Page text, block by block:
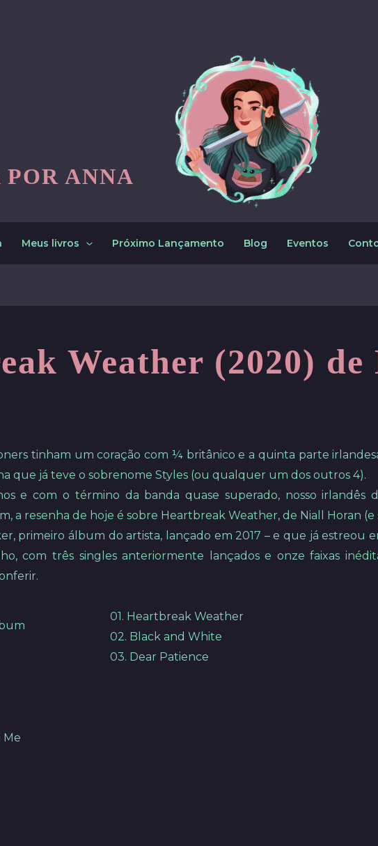
ANNA
Meus livros Próximo Lançamento Blog Eventos
Weather (2020)
tinham um coração com ¼ britânico e a quinta parte
que já teve o sobrenome Styles (ou qualquer um dos outros 4).
e com o término da banda quase superado, nosso
a resenha de hoje é sobre Heartbreak Weather, de Niall Horan
primeiro álbum do artista, lançado em 2017 – e que já estreou
com três singles anteriormente lançados e onze faixas
01. Heartbreak Weather
02. Black and White
03. Dear Patience
Me